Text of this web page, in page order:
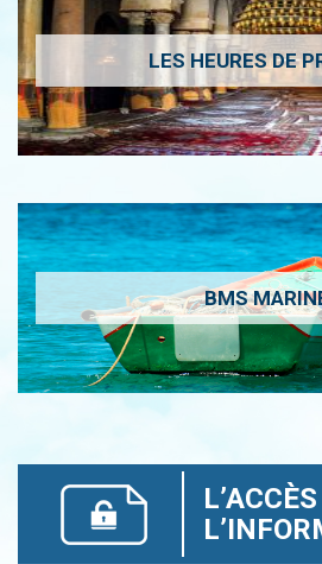
LES HEURES DE
BMS